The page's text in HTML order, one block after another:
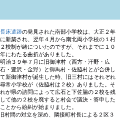
長床遣跡の発見された南部小学校は、大正２年
に新築され、翌年４月から南北両小学校の１村
２校制が緒についたのですが、それまでに１０
年にわたる曲折がありました。
明治３９年７月に旧御津村（西方・汗野・広
石・豊沢・金野）と御馬村・佐脇村とが合併し
て新御津村が誕生した時、旧三村にはそれぞれ
尋常小学校が（佐脇村は２校）ありました。そ
れが県の諮問によって広石と下佐脇の２校を残
して他の２校を廃すると村会で議決・答申した
ことから紛糾が始まりました。
村間の対立を深め、隣接町村長による２区３